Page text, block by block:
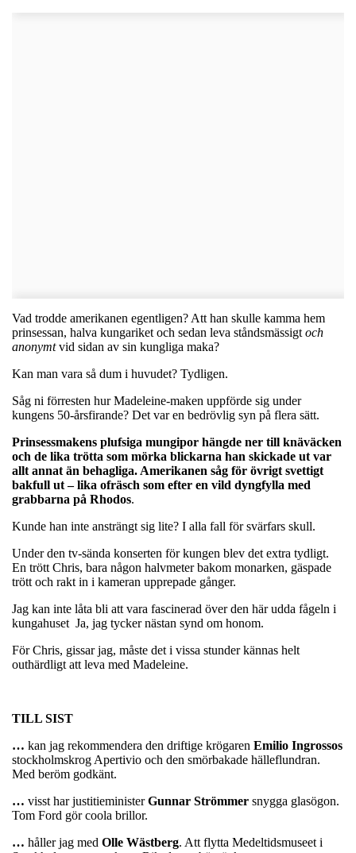
Vad trodde amerikanen egentligen? Att han skulle kamma hem
prinsessan, halva kungariket och sedan leva ståndsmässigt och
anonymtvid sidan av sin kungliga maka?
Kan man vara så dum i huvudet? Tydligen.
Såg ni förresten hur Madeleine-maken uppförde sig under
kungens 50-årsfirande? Det var en bedrövlig syn på flera sätt.
Prinsessmakens plufsiga mungipor hängde ner till knäväcken
och de lika trötta som mörka blickarna han skickade ut var
allt annat än behagliga. Amerikanen såg för övrigt svettigt
bakfull ut – lika ofräsch som efter en vild dyngfylla med
grabbarna på Rhodos.
Kunde han inte ansträngt sig lite? I alla fall för svärfars skull.
Under den tv-sända konserten för kungen blev det extra tydligt.
En trött Chris, bara någon halvmeter bakom monarken, gäspade
trött och rakt in i kameran upprepade gånger.
Jag kan inte låta bli att vara fascinerad över den här udda fågeln i
kungahuset Ja, jag tycker nästan synd om honom.
För Chris, gissar jag, måste det i vissa stunder kännas helt
outhärdligt att leva med Madeleine.
TILL SIST
… kan jag rekommendera den driftige krögaren Emilio Ingrossos
stockholmskrog Apertivio och den smörbakade hälleflundran.
Med beröm godkänt.
… visst har justitieministerGunnar Strömmer snygga glasögon.
Tom Ford gör coola brillor.
… håller jag med Olle Wästberg. Att flytta Medeltidsmuseet i